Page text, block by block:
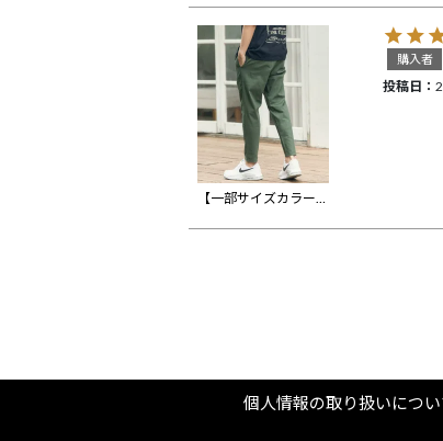
【一部サイズカラー予約販売8月下旬～9月上旬入荷】【CAMBIO(カンビオ)】Stretch Saruel Tight Tapered Pants サルエルパンツ(89BA-023-cmb21)
購入者
投稿日
個人情報の取り扱いにつ